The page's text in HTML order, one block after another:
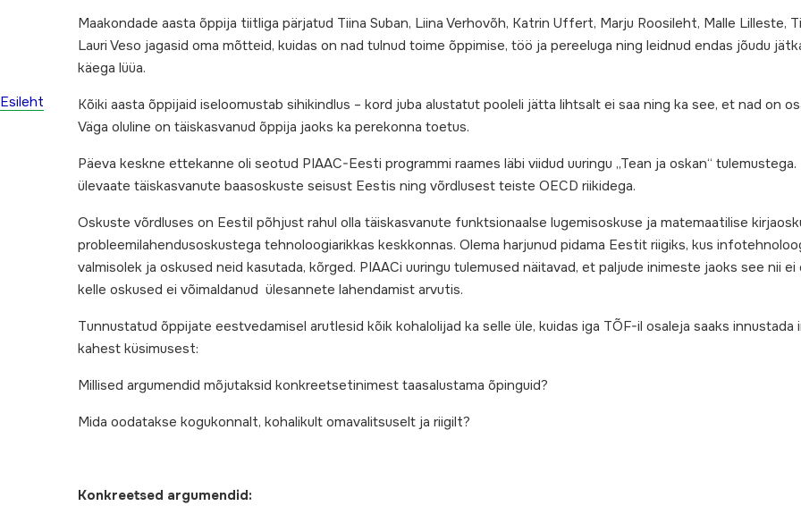
Esileht
Maakondade aasta õppija tiitliga pärjatud Tiina Suban, Liina Verhovõh, Katrin Uffert, Marju Roosileht, Malle Lilleste,
Lauri Veso jagasid oma mõtteid, kuidas on nad tulnud toime õppimise, töö ja pereeluga ning leidnud endas jõudu
käega lüüa.
Kõiki aasta õppijaid iseloomustab sihikindlus – kord juba alustatut pooleli jätta lihtsalt ei saa ning ka see, et nad on
Väga oluline on täiskasvanud õppija jaoks ka perekonna toetus.
Päeva keskne ettekanne oli seotud PIAAC-Eesti programmi raames läbi viidud uuringu „Tean ja oskan“
ülevaate täiskasvanute baasoskuste seisust Eestis ning võrdlusest teiste OECD riikidega.
Oskuste võrdluses on Eestil põhjust rahul olla täiskasvanute funktsionaalse lugemisoskuse ja matemaatilise
probleemilahendusoskustega tehnoloogiarikkas keskkonnas. Olema harjunud pidama Eestit riigiks, kus
valmisolek ja oskused neid kasutada, kõrged. PIAACi uuringu tulemused näitavad, et paljude inimeste jaoks see nii
kelle oskused ei võimaldanud ülesannete lahendamist arvutis.
Tunnustatud õppijate eestvedamisel arutlesid kõik kohalolijad ka selle üle, kuidas iga TÕF-il osaleja saaks
kahest küsimusest:
Millised argumendid mõjutaksid konkreetsetinimest taasalustama õpinguid?
Mida oodatakse kogukonnalt, kohalikult omavalitsuselt ja riigilt?
Konkreetsed argumendid: